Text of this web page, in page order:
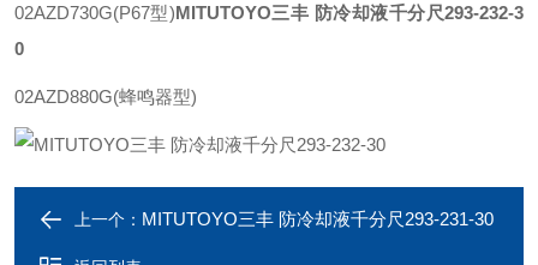
02AZD730G(P67型)MITUTOYO三丰 防冷却液千分尺293-232-3
0
02AZD880G(蜂鸣器型)
上一个： MITUTOYO三丰 防冷却液千分尺293-231-30